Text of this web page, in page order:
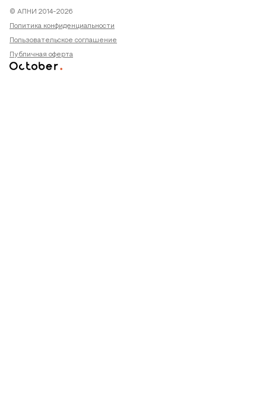
© АПНИ 2014-2026
Политика конфиденциальности
Пользовательское соглашение
Публичная оферта